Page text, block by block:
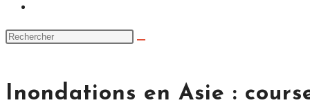
Inondations en Asie :